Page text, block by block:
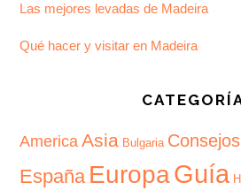
Las mejores levadas de Madeira
Qué hacer y visitar en Madeira
America Asia Bulgaria Consejos
España EuropaGuía